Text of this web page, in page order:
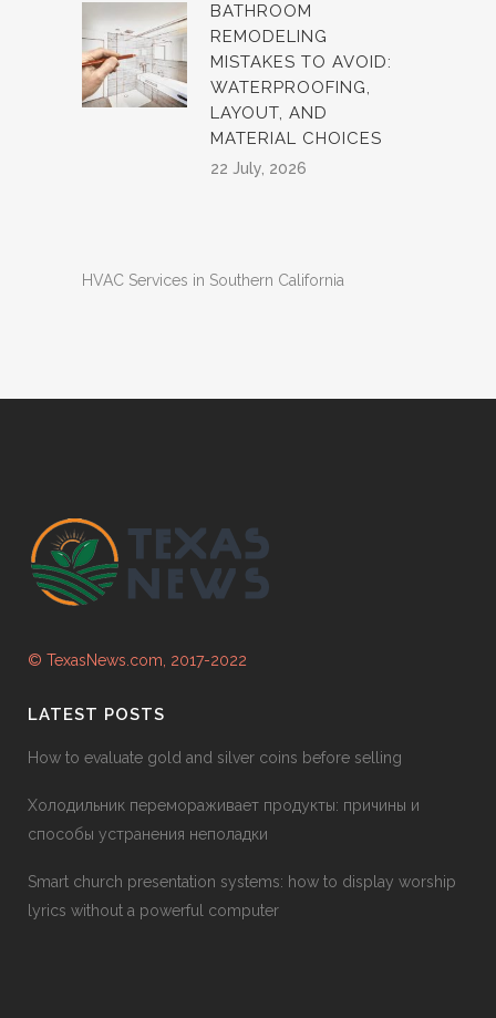
BATHROOM
REMODELING
MISTAKES TO AVOID:
WATERPROOFING,
LAYOUT, AND
MATERIAL CHOICES
22 July, 2026
HVAC Services in Southern California
© TexasNews.com, 2017-2022
LATEST POSTS
How to evaluate gold and silver coins before selling
Холодильник перемораживает продукты: причины и
способы устранения неполадки
Smart church presentation systems: how to display worship
lyrics without a powerful computer